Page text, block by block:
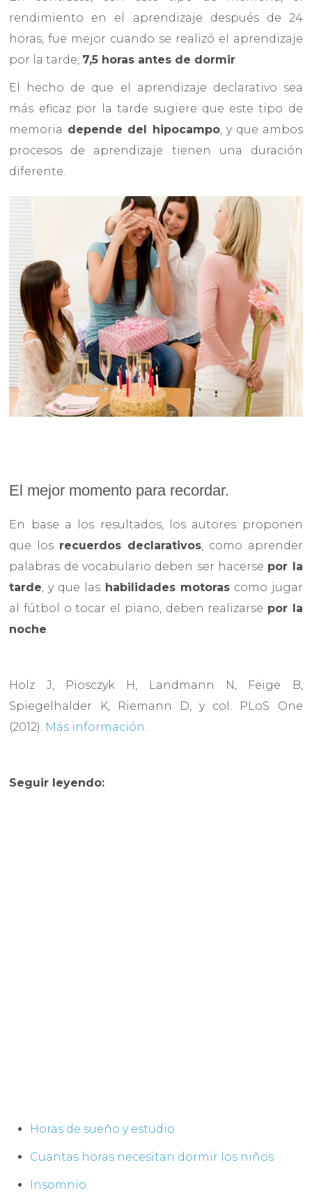
rendimiento en el aprendizaje después de 24
horas, fue mejor cuando se realizó el aprendizaje
por la tarde, 7,5 horas antes de dormir.
El hecho de que el aprendizaje declarativo sea
más eficaz por la tarde sugiere que este tipo de
memoria depende del hipocampo, y que ambos
procesos de aprendizaje tienen una duración
diferente.
El mejor momento para recordar.
En base a los resultados, los autores proponen
que los recuerdos declarativos, como aprender
palabras de vocabulario deben ser hacerse por la
tarde, y que las habilidades motorascomo jugar
al fútbol o tocar el piano, deben realizarse por la
noche.
Holz J, Piosczyk H, Landmann N, Feige B,
Spiegelhalder K, Riemann D, y col. PLoS One
(2012). Más información.
Seguir leyendo:
Horas de sueño y estudio
Cuantas horas necesitan dormir los niños
Insomnio